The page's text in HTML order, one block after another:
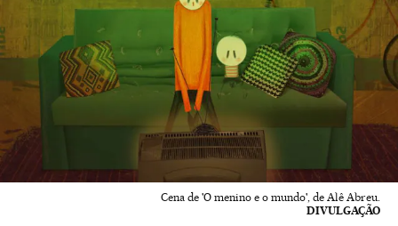
Cena de 'O menino e o mundo', de Alê Abreu.
DIVULGAÇÃO